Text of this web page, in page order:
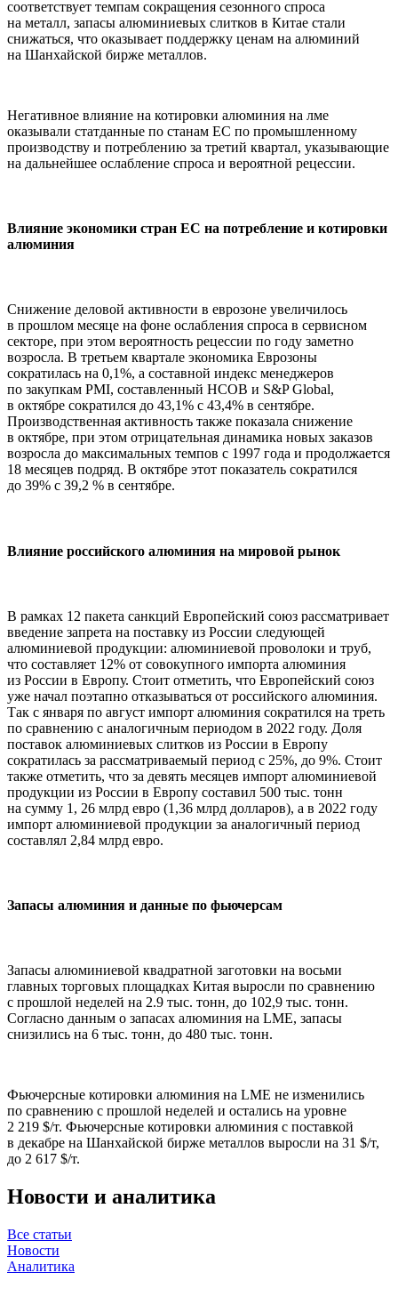
соответствует темпам сокращения сезонного спроса
на металл, запасы алюминиевых слитков в Китае стали
снижаться, что оказывает поддержку ценам на алюминий
на Шанхайской бирже металлов.
Негативное влияние на котировки алюминия на лме
оказывали статданные по станам ЕС по промышленному
производству и потреблению за третий квартал, указывающие
на дальнейшее ослабление спроса и вероятной рецессии.
Влияние экономики стран ЕС на потребление и котировки
алюминия
Снижение деловой активности в еврозоне увеличилось
в прошлом месяце на фоне ослабления спроса в сервисном
секторе, при этом вероятность рецессии по году заметно
возросла. В третьем квартале экономика Еврозоны
сократилась на 0,1%, а составной индекс менеджеров
по закупкам PMI, составленный HCOB и S&P Global,
в октябре сократился до 43,1% с 43,4% в сентябре.
Производственная активность также показала снижение
в октябре, при этом отрицательная динамика новых заказов
возросла до максимальных темпов с 1997 года и продолжается
18 месяцев подряд. В октябре этот показатель сократился
до 39% с 39,2 % в сентябре.
Влияние российского алюминия на мировой рынок
В рамках 12 пакета санкций Европейский союз рассматривает
введение запрета на поставку из России следующей
алюминиевой продукции: алюминиевой проволоки и труб,
что составляет 12% от совокупного импорта алюминия
из России в Европу. Стоит отметить, что Европейский союз
уже начал поэтапно отказываться от российского алюминия.
Так с января по август импорт алюминия сократился на треть
по сравнению с аналогичным периодом в 2022 году. Доля
поставок алюминиевых слитков из России в Европу
сократилась за рассматриваемый период с 25%, до 9%. Стоит
также отметить, что за девять месяцев импорт алюминиевой
продукции из России в Европу составил 500 тыс. тонн
на сумму 1, 26 млрд евро (1,36 млрд долларов), а в 2022 году
импорт алюминиевой продукции за аналогичный период
составлял 2,84 млрд евро.
Запасы алюминия и данные по фьючерсам
Запасы алюминиевой квадратной заготовки на восьми
главных торговых площадках Китая выросли по сравнению
с прошлой неделей на 2.9 тыс. тонн, до 102,9 тыс. тонн.
Согласно данным о запасах алюминия на LME, запасы
снизились на 6 тыс. тонн, до 480 тыс. тонн.
Фьючерсные котировки алюминия на LME не изменились
по сравнению с прошлой неделей и остались на уровне
2 219 $/т. Фьючерсные котировки алюминия с поставкой
в декабре на Шанхайской бирже металлов выросли на 31 $/т,
до 2 617 $/т.
Новости и аналитика
Все статьи
Новости
Аналитика